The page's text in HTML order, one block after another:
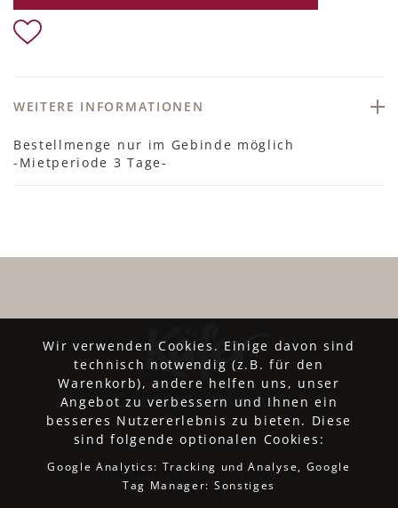
WEITERE INFORMATIONEN
Bestellmenge nur im Gebinde möglich
-Mietperiode 3 Tage-
SORTIMENT
ÜBER UNS
SITEMAP
Wir verwenden Cookies. Einige davon sind
technisch notwendig (z.B. für den
Warenkorb), andere helfen uns, unser
Angebot zu verbessern und Ihnen ein
besseres Nutzererlebnis zu bieten. Diese
sind folgende optionalen Cookies:
Google Analytics: Tracking und Analyse, Google
Tag Manager: Sonstiges